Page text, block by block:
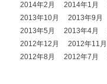
2014年2月
2014年1月
2013年10月
2013年9月
2013年5月
2013年4月
2012年12月
2012年11月
2012年8月
2012年7月